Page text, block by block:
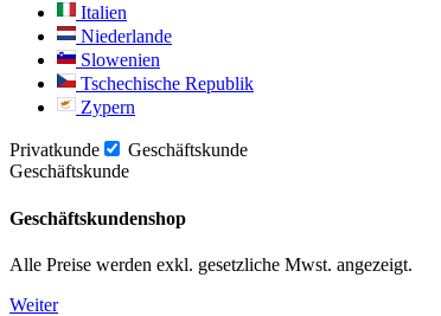
Italien
Niederlande
Slowenien
Tschechische Republik
Zypern
Privatkunde
Geschäftskunde
Geschäftskunde
Geschäftskundenshop
Alle Preise werden exkl. gesetzliche Mwst. angezeigt.
Weiter